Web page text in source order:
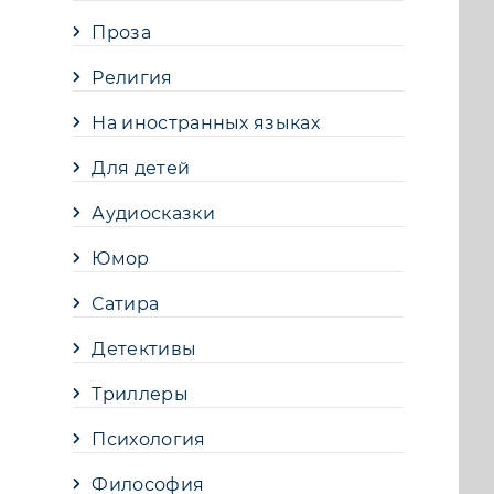
Проза
Религия
На иностранных языках
Для детей
Аудиосказки
Юмор
Сатира
Детективы
Триллеры
Психология
Философия